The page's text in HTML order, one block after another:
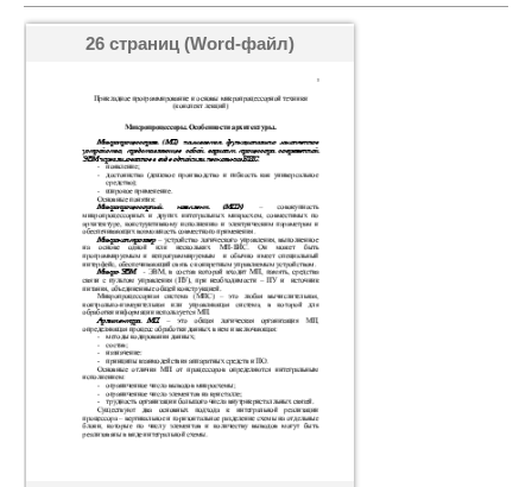
26 страниц (Word-файл)